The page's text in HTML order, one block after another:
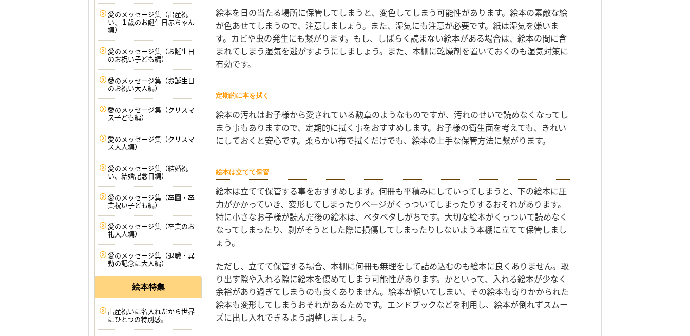
絵本を日の当たる場所に保管してしまうと、変色してしまう可能性があります。絵本の素敵な絵
が色あせてしまうので、注意しましょう。また、湿気にも注意が必要です。紙は湿気を嫌いま
す。カビや虫の発生にも繋がります。もし、しばらく読まない絵本がある場合は、絵本の間に含
まれてしまう湿気を逃がすようにしましょう。また、本棚に乾燥剤を置いておくのも湿気対策に
有効です。
定期的に本を拭く
絵本の汚れはお子様から愛されている勲章のようなものですが、汚れのせいで読めなくなってし
まう事もありますので、定期的に拭く事をおすすめします。お子様の衛生面を考えても、きれい
にしておくと安心です。柔らかい布で拭くだけでも、絵本の上手な保管方法に繋がります。
絵本は立てて保管
絵本は立てて保管する事をおすすめします。何冊も平積みにしていってしまうと、下の絵本に圧
力がかかっていき、変形してしまったりページがくっついてしまったりするおそれがあります。
特に小さなお子様が読んだ後の絵本は、ベタベタしがちです。大切な絵本がくっついて読めなく
なってしまったり、剥がそうとした際に損傷してしまったりしないよう本棚に立てて保管しまし
ょう。
ただし、立てて保管する場合、本棚に何冊も無理をして詰め込むのも絵本に良くありません。取
り出す際や入れる際に絵本を傷めてしまう可能性があります。かといって、入れる絵本が少なく
余裕があり過ぎてしまうのも良くありません。絵本が傾いてしまい、その絵本も寄りかかられた
絵本も変形してしまうおそれがあるためです。エンドブックなどを利用し、絵本が倒れずスムー
ズに出し入れできるよう調整しましょう。
愛のメッセージ集（出産祝
い、１歳のお誕生日赤ちゃん
編）
愛のメッセージ集（お誕生日
のお祝い子ども編）
愛のメッセージ集（お誕生日
のお祝い大人編）
愛のメッセージ集（クリスマ
ス子ども編）
愛のメッセージ集（クリスマ
ス大人編）
愛のメッセージ集（結婚祝
い、結婚記念日編）
愛のメッセージ集（卒園・卒
業祝い子ども編）
愛のメッセージ集（卒業のお
礼大人編）
愛のメッセージ集（退職・異
動の記念に大人編）
絵本特集
出産祝いに名入れだから世界
にひとつの特別感。